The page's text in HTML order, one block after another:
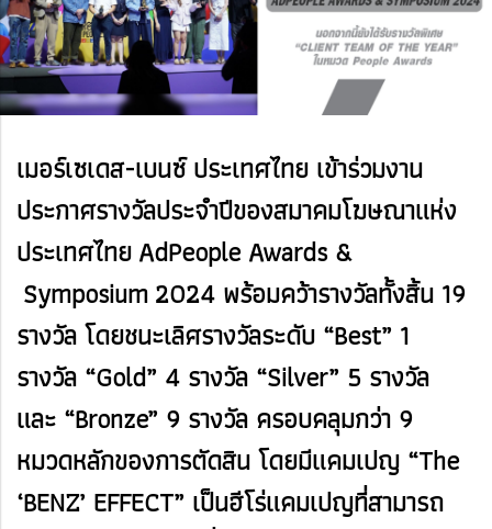
เมอร์เซเดส-เบนซ์ ประเทศไทย เข้าร่วมงาน
ประกาศรางวัลประจำปีของสมาคมโฆษณาแห่ง
ประเทศไทยAdPeople ​Awards​ &​
Symposium 2024 พร้อมคว้ารางวัลทั้งสิ้น 19
รางวัล โดยชนะเลิศรางวัลระดับ “Best” 1
รางวัล “Gold” 4 รางวัล “Silver” 5 รางวัล
และ “Bronze” 9 รางวัล ครอบคลุมกว่า 9
หมวดหลักของการตัดสิน โดยมีแคมเปญ “The
‘BENZ’ EFFECT” เป็นฮีโร่แคมเปญที่สามารถ